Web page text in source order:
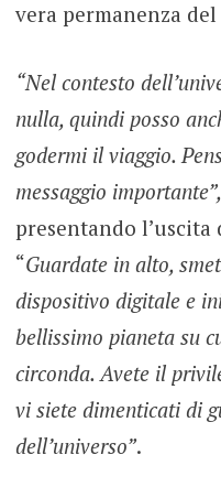
vera permanenza
“Nel contesto
nulla, quindi posso
godermi il viaggio.
messaggio importante”,
presentando
“Guardate in alto,
dispositivo digitale e
bellissimo pianeta su
circonda. Avete il
vi siete dimenticati di
dell’universo”.